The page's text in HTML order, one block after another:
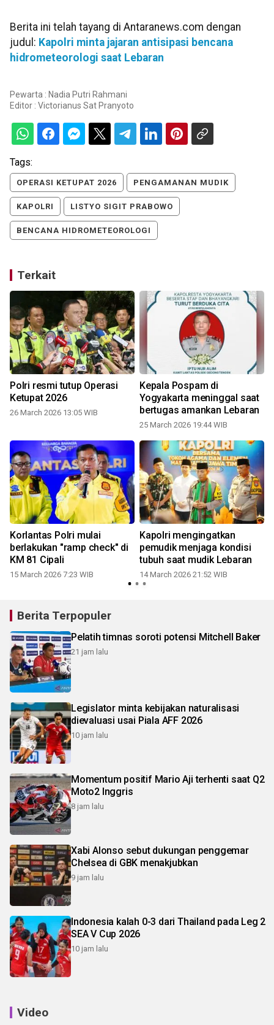
Berita ini telah tayang di Antaranews.com dengan
judul: Kapolri minta jajaran antisipasi bencana
hidrometeorologi saat Lebaran
Pewarta : Nadia Putri Rahmani
Editor : Victorianus Sat Pranyoto
Tags:
OPERASI KETUPAT 2026 PENGAMANAN MUDIK
KAPOLRI LISTYO SIGIT PRABOWO
BENCANA HIDROMETEOROLOGI
Terkait
Polri resmi tutup Operasi
Ketupat 2026
26 March 2026 13:05 WIB
Kepala Pospam di
Yogyakarta meninggal saat
bertugas amankan Lebaran
25 March 2026 19:44 WIB
Korlantas Polri mulai
berlakukan "ramp check" di
KM 81 Cipali
15 March 2026 7:23 WIB
Kapolri mengingatkan
pemudik menjaga kondisi
tubuh saat mudik Lebaran
14 March 2026 21:52 WIB
Berita Terpopuler
Pelatih timnas soroti potensi Mitchell Baker
21 jam lalu
Legislator minta kebijakan naturalisasi
dievaluasi usai Piala AFF 2026
10 jam lalu
Momentum positif Mario Aji terhenti saat Q2
Moto2 Inggris
8 jam lalu
Xabi Alonso sebut dukungan penggemar
Chelsea di GBK menakjubkan
9 jam lalu
Indonesia kalah 0-3 dari Thailand pada Leg 2
SEA V Cup 2026
10 jam lalu
Video